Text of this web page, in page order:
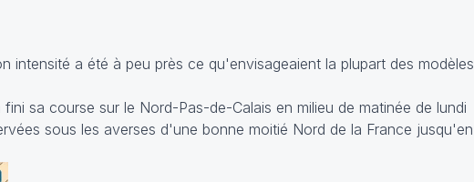
intensité a été à peu près ce qu'envisageaient la plupart des modèles
sa course sur le Nord-Pas-de-Calais en milieu de matinée de lundi
sous les averses d'une bonne moitié Nord de la France jusqu'en